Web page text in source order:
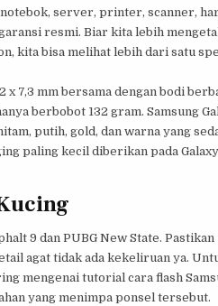
server, printer, scanner,
resmi. Biar kita lebih
kita bisa melihat lebih dari satu
x 7,3 mm bersama dengan bodi
berbobot 132 gram. Samsung
putih, gold, dan warna yang
paling kecil diberikan pada
9 dan PUBG New State.
agat tidak ada kekeliruan ya.
mengenai tutorial cara flash
yang menimpa ponsel tersebut.